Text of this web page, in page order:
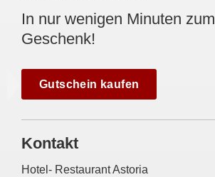
In nur wenigen Minuten
Geschenk!
Gutschein kaufen
Kontakt
Hotel- Restaurant Astoria